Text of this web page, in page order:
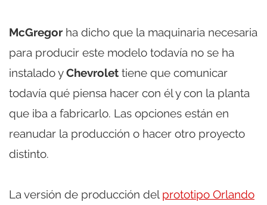
McGregor ha dicho que la maquinaria necesaria
para producir este modelo todavía no se ha
instalado yChevrolet tiene que comunicar
todavía qué piensa hacer con él y con la planta
que iba a fabricarlo. Las opciones están en
reanudar la producción o hacer otro proyecto
distinto.
La versión de producción del prototipo Orlando